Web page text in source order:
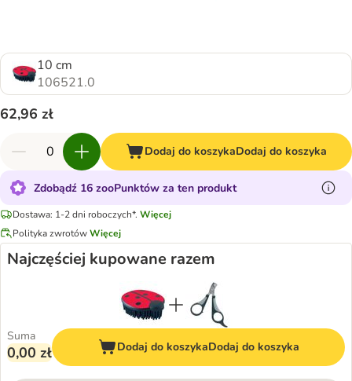
10 cm
106521.0
62,96 zł
Dodaj do koszykaDodaj do koszyka
Zdobądź 16 zooPunktów za ten produkt
Dostawa: 1-2 dni roboczych*. Więcej
Polityka zwrotówWięcej
Najczęściej kupowane razem
Suma
0,00 zł Dodaj do koszykaDodaj do koszyka